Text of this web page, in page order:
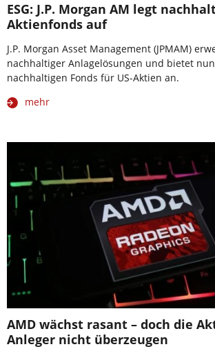
ESG: J.P. Morgan AM legt
Aktienfonds auf
J.P. Morgan Asset Management (JPMAM)
nachhaltiger Anlagelösungen und bietet
nachhaltigen Fonds für US-Aktien an.
mehr
AMD wächst rasant – doch die
Anleger nicht überzeugen